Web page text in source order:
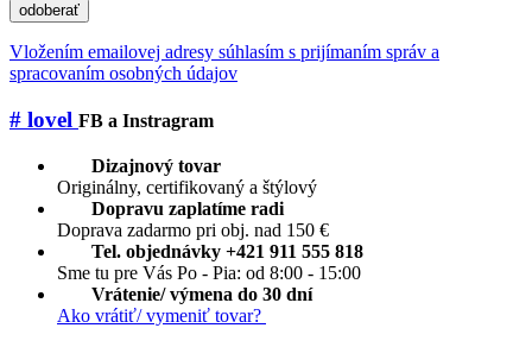
odoberať
Vložením emailovej adresy súhlasím s prijímaním správ a
spracovaním osobných údajov
# lovel FB a Instragram
Dizajnový tovar
Originálny, certifikovaný a štýlový
Dopravu zaplatíme radi
Doprava zadarmo pri obj. nad 150 €
Tel. objednávky +421 911 555 818
Sme tu pre Vás Po - Pia: od 8:00 - 15:00
Vrátenie/ výmena do 30 dní
Ako vrátiť/ vymeniť tovar?